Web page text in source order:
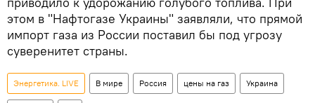
этом в "Нафтогазе Украины" заявляли, что прямой
импорт газа из России поставил бы под угрозу
суверенитет страны.
Энергетика. LIVE В мире Россия цены на газ Украина